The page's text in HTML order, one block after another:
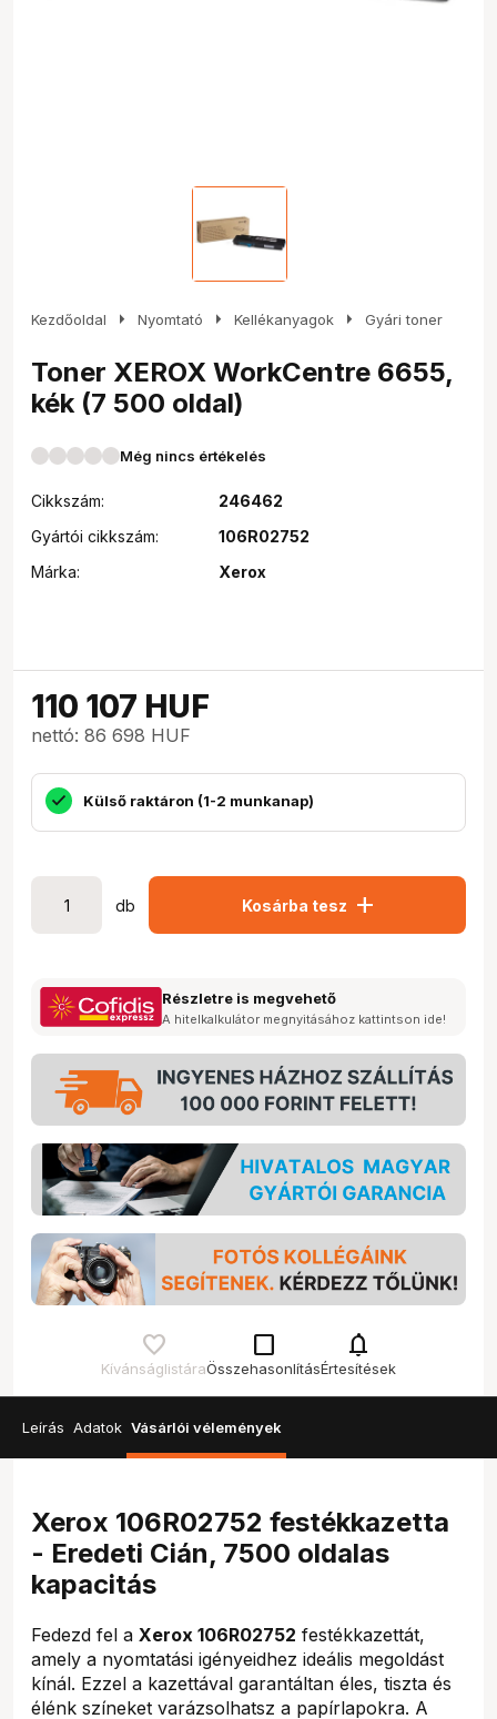
Kezdőoldal arrow_right Nyomtató arrow_right Kellékanyagok arrow_right Gyári toner
Toner XEROX WorkCentre 6655,
kék (7 500 oldal)
Még nincs értékelés
Cikkszám:
246462
Gyártói cikkszám:
106R02752
Márka:
Xerox
110 107 HUF
nettó: 86 698 HUF
Külső raktáron (1-2 munkanap)
db Kosárba tesz add
Részletre is megvehető
A hitelkalkulátor megnyitásához kattintson ide!
Kívánságlistára
check_box_outline_blank
Összehasonlítás
notifications
Értesítések
Leírás Adatok Vásárlói vélemények
Xerox 106R02752 festékkazetta
- Eredeti Cián, 7500 oldalas
kapacitás
Fedezd fel a Xerox 106R02752 festékkazettát,
amely a nyomtatási igényeidhez ideális megoldást
kínál. Ezzel a kazettával garantáltan éles, tiszta és
élénk színeket varázsolhatsz a papírlapokra. A